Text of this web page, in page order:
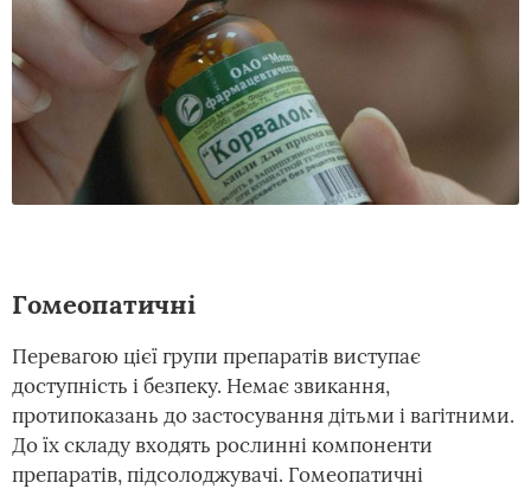
Гомеопатичні
Перевагою цієї групи препаратів виступає
доступність і безпеку. Немає звикання,
протипоказань до застосування дітьми і вагітними.
До їх складу входять рослинні компоненти
препаратів, підсолоджувачі. Гомеопатичні